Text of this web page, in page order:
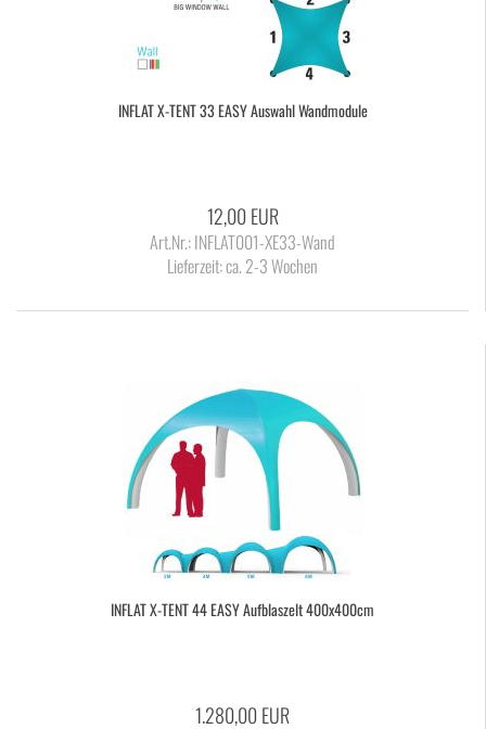
IN­FLAT X-​TENT 33 EASY Aus­wahl Wand­mo­du­le
12,00 EUR
Art.Nr.: INFLAT001-XE33-Wand
Lieferzeit:ca. 2-3 Wochen
IN­FLAT X-​TENT 44 EASY Auf­blas­zelt 400x400cm
1.280,00 EUR